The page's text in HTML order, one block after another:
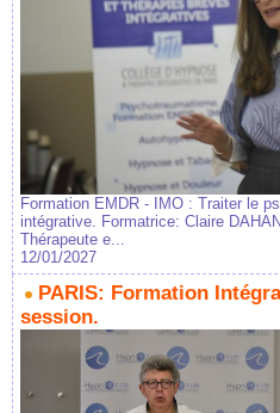
Formation EMDR - IMO : Traiter le
intégrative. Formatrice: Claire
Thérapeute e...
12/01/2027
PARIS: Formation
session.